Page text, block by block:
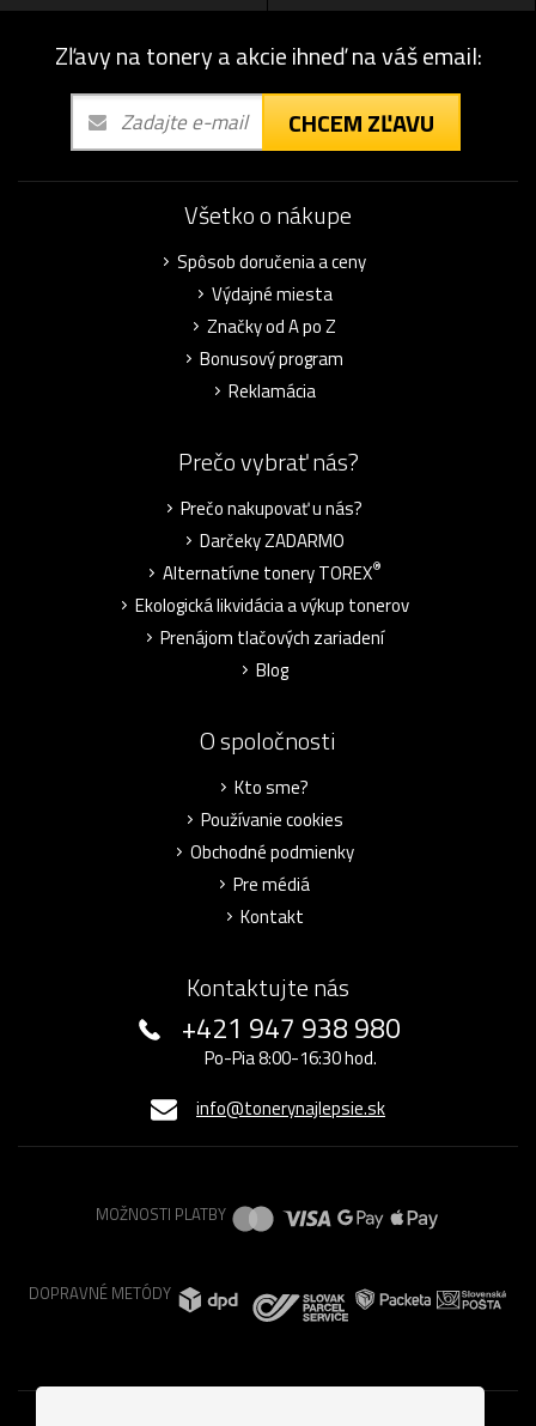
Zľavy na tonery a akcie ihneď na váš email:
CHCEM ZĽAVU
Všetko o nákupe
Spôsob doručenia a ceny
Výdajné miesta
Značky od A po Z
Bonusový program
Reklamácia
Prečo vybrať nás?
Prečo nakupovať u nás?
Darčeky ZADARMO
Alternatívne tonery TOREX®
Ekologická likvidácia a výkup tonerov
Prenájom tlačových zariadení
Blog
O spoločnosti
Kto sme?
Používanie cookies
Obchodné podmienky
Pre médiá
Kontakt
Kontaktujte nás
+421 947 938 980
Po-Pia 8:00-16:30 hod.
info@tonerynajlepsie.sk
MOŽNOSTI PLATBY
DOPRAVNÉ METÓDY